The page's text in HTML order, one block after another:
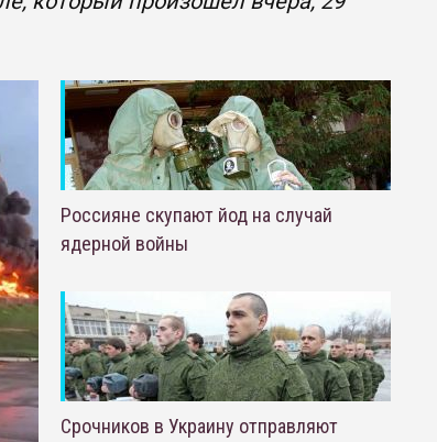
Россияне скупают йод на случай
ядерной войны
Срочников в Украину отправляют